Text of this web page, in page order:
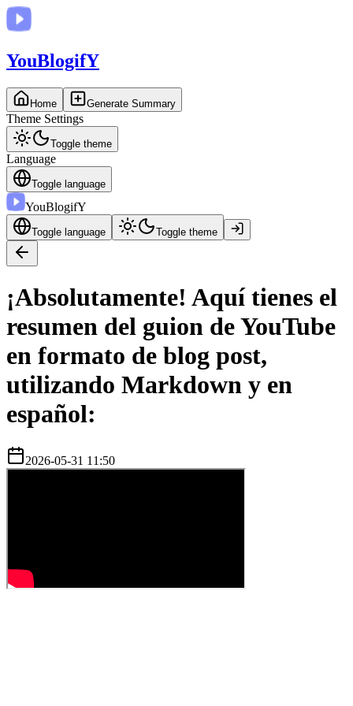
YouBlogifY
Home Generate Summary
Theme Settings
Toggle theme
Language
Toggle language
YouBlogifY
Toggle language Toggle theme
¡Absolutamente! Aquí tienes el
resumen del guion de YouTube
en formato de blog post,
utilizando Markdown y en
español:
2026-05-31 11:50